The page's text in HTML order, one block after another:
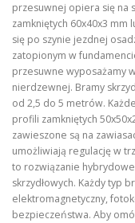
przesuwnej opiera się na
zamkniętych 60x40x3 mm
się po szynie jezdnej
zatopionym w
przesuwne wyposażamy
nierdzewnej. Bramy
od 2,5 do 5 metrów.
profili zamkniętych
zawieszone są na
umożliwiają regulację w
to rozwiązanie hybrydowe
skrzydłowych. Każdy typ
elektromagnetyczny,
bezpieczeństwa. Aby